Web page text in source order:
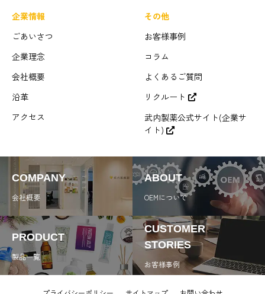
企業情報
ごあいさつ
企業理念
会社概要
沿革
アクセス
その他
お客様事例
コラム
よくあるご質問
リクルート
武内製薬公式サイト(企業サ
イト)
COMPANY
会社概要
ABOUT
OEMについて
PRODUCT
製品一覧
CUSTOMER
STORIES
お客様事例